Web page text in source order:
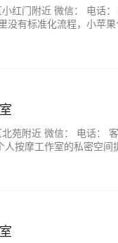
小红门附近 微信： 电话
没有标准化流程，小苹
北苑附近 微信： 电话：
人按摩工作室的私密空间